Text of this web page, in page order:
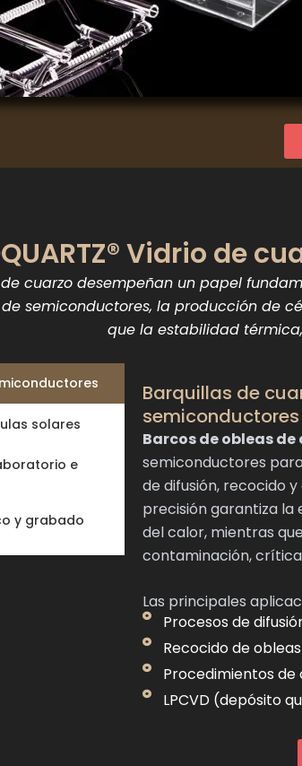
Vidrio de
de cuarzo desempeñan un papel
semiconductores, la producción de
que la estabilidad
solares
e
y grabado
Barquillas de
semiconductores
Barcos de obleas de
semiconductores
de difusión, recocido
precisión garantiza la
del calor, mientras
contaminación,
Las principales
Procesos de
Recocido de
Procedimientos de
LPCVD (depósito